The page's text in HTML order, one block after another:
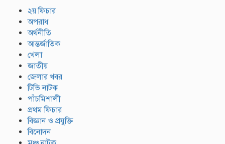
২য় ফিচার
অপরাধ
অর্থনীতি
আন্তর্জাতিক
খেলা
জাতীয়
জেলার খবর
টিভি নাটক
পাঁচমিশালী
প্রথম ফিচার
বিজ্ঞান ও প্রযুক্তি
বিনোদন